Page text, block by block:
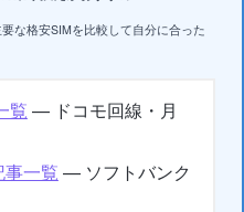
な格安SIMを比較して自分に合った
覧 — ドコモ回線・月
一覧 — ソフトバンク